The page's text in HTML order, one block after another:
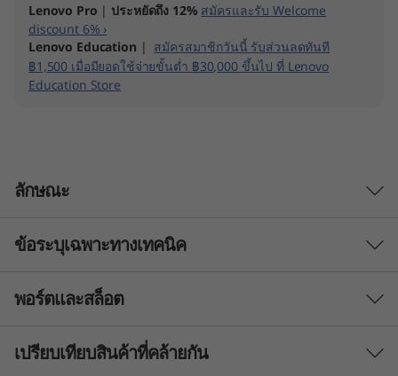
Lenovo Pro | ประหยัดถึง 12% สมัครและรับ Welcome
discount 6% ›
Lenovo Education | สมัครสมาชิกวันนี้ รับส่วนลดทันที
฿1,500 เมื่อมียอดใช้จ่ายขั้นต่ำ ฿30,000 ขึ้นไป ที่ Lenovo
Education Store
ลักษณะ
ออกแบบมาเพื่อทำได้ทุกอย่าง
แล็ปท็อป Intel
โจทย์ประสบการณ์การใช้งานอุปกรณ์เคลื่อนที่ระดับ
ข้อระบุเฉพาะทางเทคนิค
Up to Intel Core i7-1360P
พอร์ตและสล็อต
เปรียบเทียบสินค้าที่คล้ายกัน